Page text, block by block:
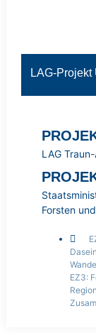
LAG-
LAG
Forsten
EZ3: